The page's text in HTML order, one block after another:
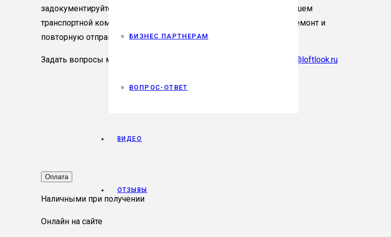
БИЗНЕС ПАРТНЕРАМ
ВОПРОС-ОТВЕТ
ВИДЕО
ОТЗЫВЫ
задокументируйте данный факт для предъявления его в дальнейшем
транспортной компании. В этом случае мы готовы взять на себя ремонт и
повторную отправку вашего заказа за наш счет.
Задать вопросы можно, написав нам на электронную почту – info@loftlook.ru
Оплата
Наличными при получении
Онлайн на сайте